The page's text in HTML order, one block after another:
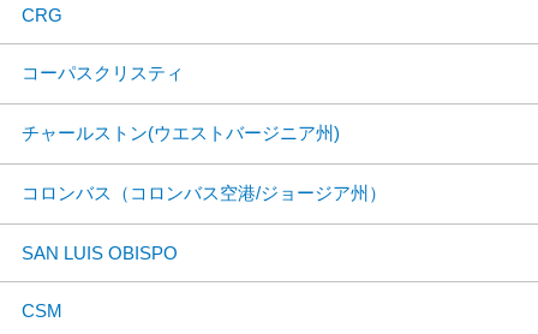
CRG
コーパスクリスティ
チャールストン(ウエストバージニア州)
コロンバス（コロンバス空港/ジョージア州）
SAN LUIS OBISPO
CSM